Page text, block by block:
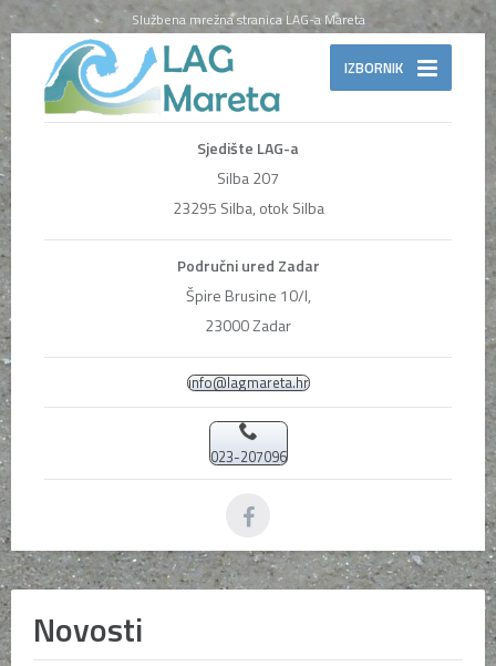
Službena mrežna stranica LAG-a Mareta
IZBORNIK
Sjedište LAG-a
Silba 207
23295 Silba, otok Silba
Područni ured Zadar
Špire Brusine 10/I,
23000 Zadar
info@lagmareta.hr
023-207096
Novosti